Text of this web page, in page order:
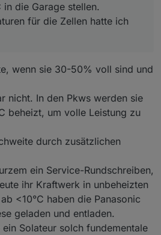
Test Adapter e3dc-rscp v0.0.x
E3DC in die Garage stellen.
für die Zellen hatte ich gar
die Garage stellen.
für die Zellen hatte ich
wenn sie 30-50% voll sind und
nicht. In den Pkws werden sie
beheizt, um volle Leistung zu
durch zusätzlichen
ein Service-Rundschreiben,
ihr Kraftwerk in unbeheizten
<10°C haben die Panasonic
geladen und entladen.
Solateur solch fundementale